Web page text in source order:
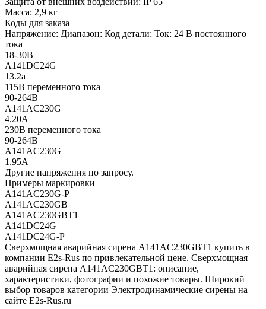
Масса: 2,9 кг
Коды для заказа
Напряжение: Диапазон: Код детали: Ток: 24 В постоянного
тока
18-30В
A141DC24G
13.2a
115В переменного тока
90-264В
A141AC230G
4.20A
230В переменного тока
90-264В
A141AC230G
1.95A
Другие напряжения по запросу.
Примеры маркировки
A141AC230G-P
A141AC230GB
A141AC230GBT1
A141DC24G
A141DC24G-P
Сверхмощная аварийная сирена A141AC230GBT1 купить в
компании E2s-Rus по привлекательной цене. Сверхмощная
аварийная сирена A141AC230GBT1: описание,
характеристики, фотографии и похожие товары. Широкий
выбор товаров категории Электродинамические сирены на
сайте E2s-Rus.ru